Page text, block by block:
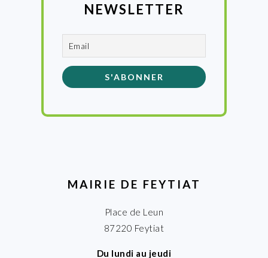
NEWSLETTER
MAIRIE DE FEYTIAT
Place de Leun
87220 Feytiat
Du lundi au jeudi